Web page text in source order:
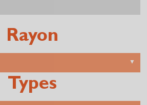
Rayon
Types